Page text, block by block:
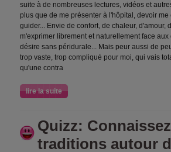
suite à de nombreuses lectures, vidéos et
plus que de me présenter à l'hôpital, devoir
guider... Envie de confort, de chaleur, d'amour,
m'exprimer librement et naturellement face
désire sans péridurale... Mais peur aussi de
trop vaste, trop compliqué pour moi, qui vais
qu'une contra
lire la suite
Quizz:
traditions autour